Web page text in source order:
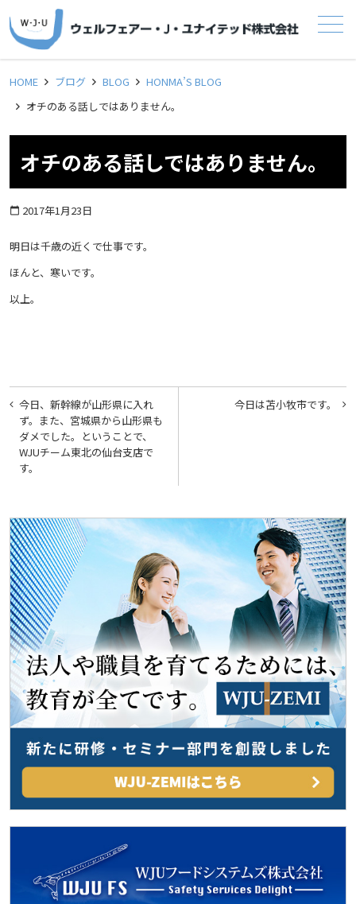
メニュー
HOME ブログ BLOG
HONMA’S BLOG
オチのある話しではありません。
オチのある話しではありません。
calendar_today 2017年1月23日
明日は千歳の近くで仕事です。
ほんと、寒いです。
以上。
投
稿
ナ
ビ
ー
シ
ョ
ン
今日は苫小牧市です。
今日、新幹線が山形県に入れ
ず。また、宮城県から山形県も
ダメでした。ということで、
WJUチーム東北の仙台支店で
す。